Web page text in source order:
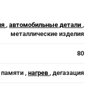
, автомобильные детали ,
металлические изделия
80
, нагрев , дегазация